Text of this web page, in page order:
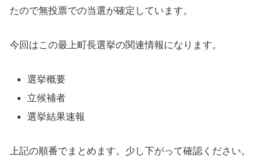
たので無投票での当選が確定しています。
今回はこの最上町長選挙の関連情報になります。
選挙概要
立候補者
選挙結果速報
上記の順番でまとめます。少し下がって確認ください。